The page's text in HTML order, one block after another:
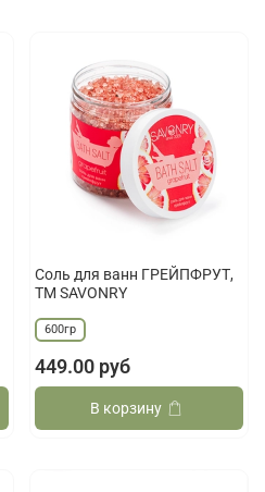
Соль для ванн ГРЕЙПФРУТ,
ТМ SAVONRY
600гр
449.00 руб
В корзину